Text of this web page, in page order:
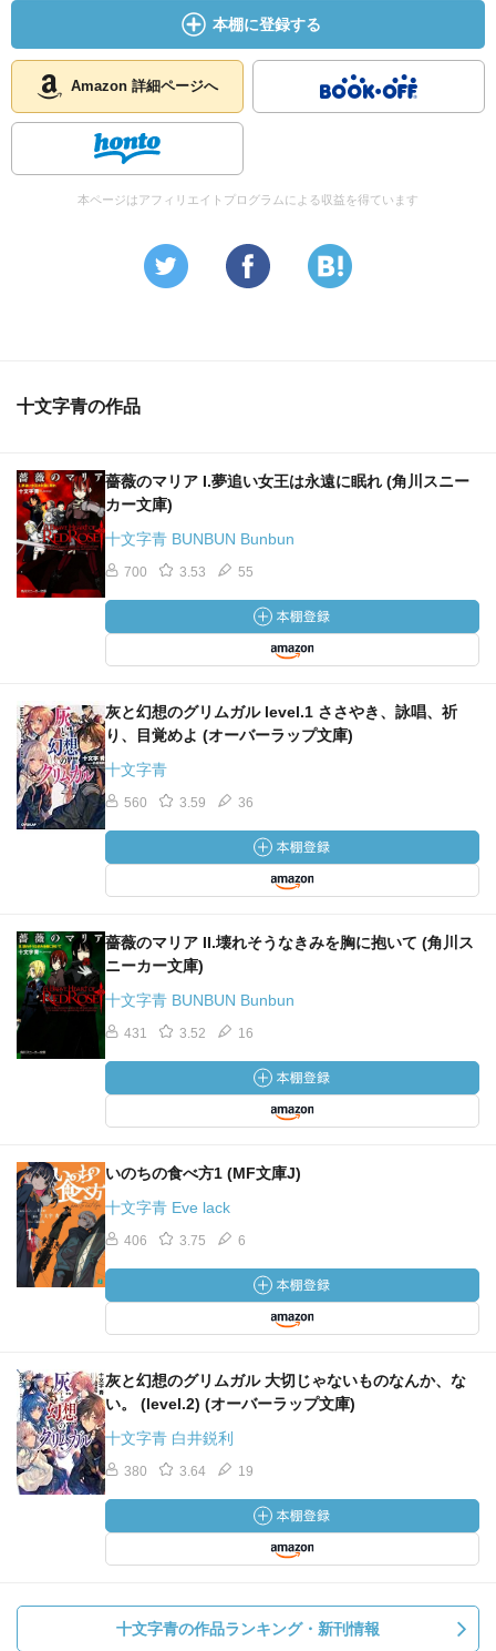
本棚に登録する
Amazon 詳細ページへ
本ページはアフィリエイトプログラムによる収益を得ています
十文字青の作品
薔薇のマリア I.夢追い女王は永遠に眠れ (角川スニー
カー文庫)
十文字青 BUNBUN Bunbun
700 3.53 55
灰と幻想のグリムガル level.1 ささやき、詠唱、祈
り、目覚めよ (オーバーラップ文庫)
十文字青
560 3.59 36
薔薇のマリア II.壊れそうなきみを胸に抱いて (角川ス
ニーカー文庫)
十文字青 BUNBUN Bunbun
431 3.52 16
いのちの食べ方1 (MF文庫J)
十文字青 Eve lack
406 3.75 6
灰と幻想のグリムガル 大切じゃないものなんか、な
い。 (level.2) (オーバーラップ文庫)
十文字青 白井鋭利
380 3.64 19
十文字青の作品ランキング・新刊情報